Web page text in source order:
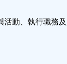
活動、執行職務